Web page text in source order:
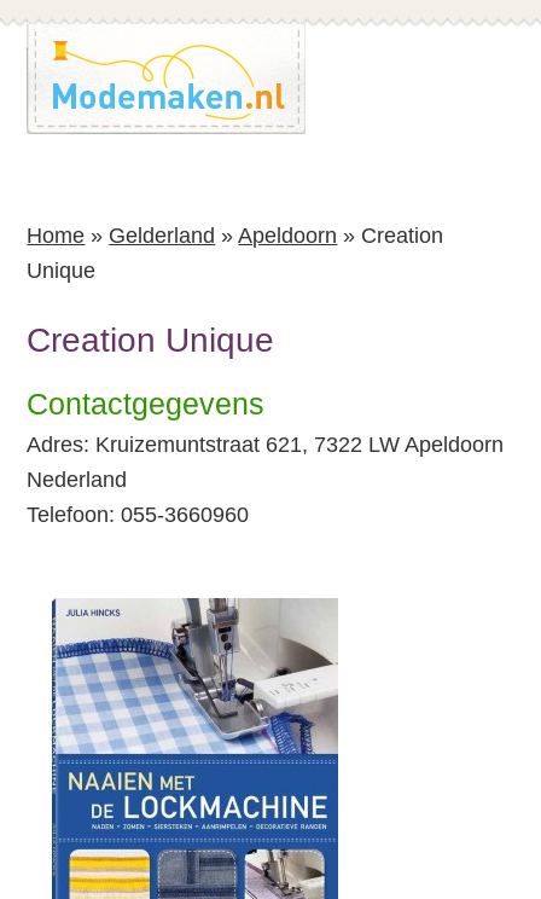
Spring
naar
de
inhoud
Spring
naar
de
voettekst
Home » Gelderland »Apeldoorn » Creation
Unique
Creation Unique
Contactgegevens
Adres: Kruizemuntstraat 621, 7322 LW Apeldoorn
Nederland
Telefoon: 055-3660960
Leestips